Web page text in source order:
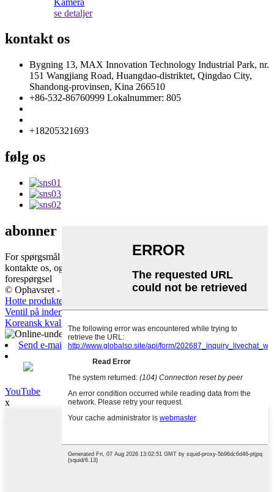
se detaljer
kontakt os
Bygning 13, MAX Innovation Technology Industrial Park, nr.
151 Wangjiang Road, Huangdao-distriktet, Qingdao City,
Shandong-provinsen, Kina 266510
+86-532-86760999 Lokalnummer: 805
+18205321693
følg os
abonner
For spørgsmål vedrørende vores produkter eller prisliste, bedes du
kontakte os, og vi vil kontakte dig inden for 24 timer.
forespørgsel
© Ophavsret - 2010-2019: Alle rettigheder forbeholdes.
Hotte produkter
Ventil på inderrøret,Oppusteligt indre rør,Dæk og slanger,
Koreansk kvalitetsslange
Send e-mail
YouTube
x